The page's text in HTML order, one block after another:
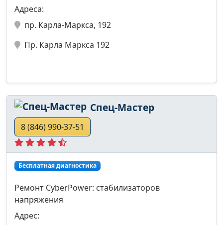
Адреса:
пр. Карла-Маркса, 192
Пр. Карла Маркса 192
Спец-Мастер
8 (846) 990-37-51
Бесплатная диагностика
Ремонт CyberPower: стабилизаторов
напряжения
Адрес: